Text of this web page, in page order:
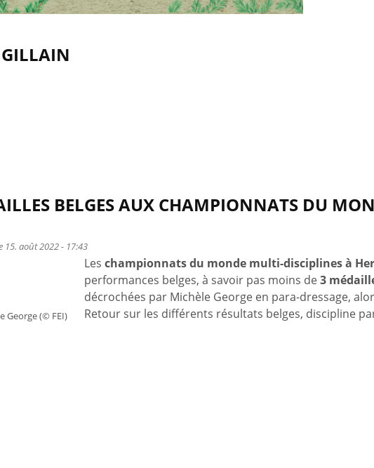
BELGES AUX CHAMPIONNATS DU
15. août 2022 - 17:43
George (© FEI)
Les championnats du monde multi-disciplines à
performances belges, à savoir pas moins de3
décrochées par Michèle George en para-dressage,
Retour sur les différents résultats belges, discipline